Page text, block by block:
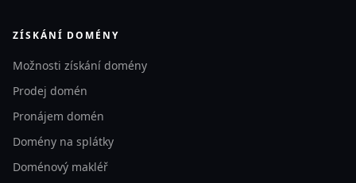
ZÍSKÁNÍ DOMÉNY
Možnosti získání domény
Prodej domén
Pronájem domén
Domény na splátky
Doménový makléř